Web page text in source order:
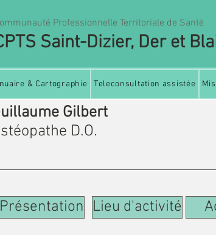
Professionnelle Territoriale de Santé
Saint-Dizier, Der et
& Cartographie Teleconsultation assistée
Gilbert
D.O.
Présentation Lieu d'activité